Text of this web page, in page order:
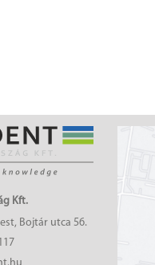
Kft.
Bojtár utca 56.